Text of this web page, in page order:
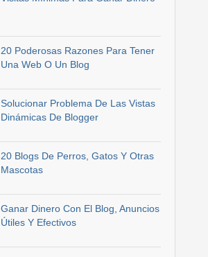
20 Poderosas Razones Para Tener
Una Web O Un Blog
Solucionar Problema De Las Vistas
Dinámicas De Blogger
20 Blogs De Perros, Gatos Y Otras
Mascotas
Ganar Dinero Con El Blog, Anuncios
Útiles Y Efectivos